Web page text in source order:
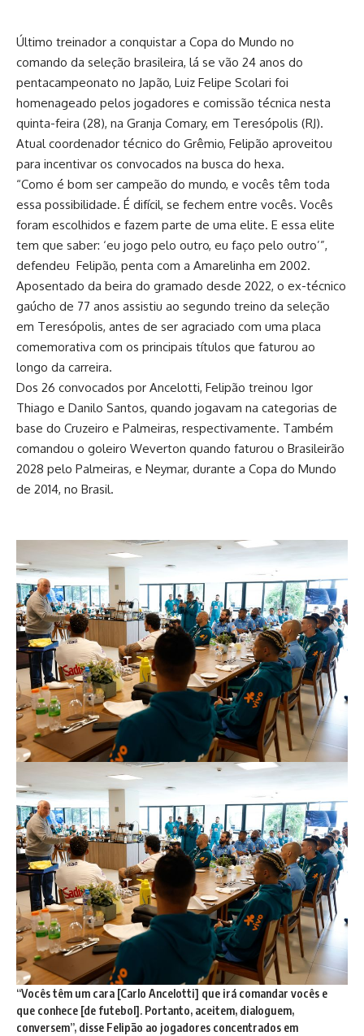
Último treinador a conquistar a Copa do Mundo no
comando da seleção brasileira, lá se vão 24 anos do
pentacampeonato no Japão, Luiz Felipe Scolari foi
homenageado pelos jogadores e comissão técnica nesta
quinta-feira (28), na Granja Comary, em Teresópolis (RJ).
Atual coordenador técnico do Grêmio, Felipão aproveitou
para incentivar os convocados na busca do hexa.
“Como é bom ser campeão do mundo, e vocês têm toda
essa possibilidade. É difícil, se fechem entre vocês. Vocês
foram escolhidos e fazem parte de uma elite. E essa elite
tem que saber: ‘eu jogo pelo outro, eu faço pelo outro’”,
defendeu Felipão, penta com a Amarelinha em 2002.
Aposentado da beira do gramado desde 2022, o ex-técnico
gaúcho de 77 anos assistiu ao segundo treino da seleção
em Teresópolis, antes de ser agraciado com uma placa
comemorativa com os principais títulos que faturou ao
longo da carreira.
Dos 26 convocados por Ancelotti, Felipão treinou Igor
Thiago e Danilo Santos, quando jogavam na categorias de
base do Cruzeiro e Palmeiras, respectivamente. Também
comandou o goleiro Weverton quando faturou o Brasileirão
2028 pelo Palmeiras, e Neymar, durante a Copa do Mundo
de 2014, no Brasil.
“Vocês têm um cara [Carlo Ancelotti] que irá comandar vocês e
que conhece [de futebol]. Portanto, aceitem, dialoguem,
conversem”, disse Felipão ao jogadores concentrados em